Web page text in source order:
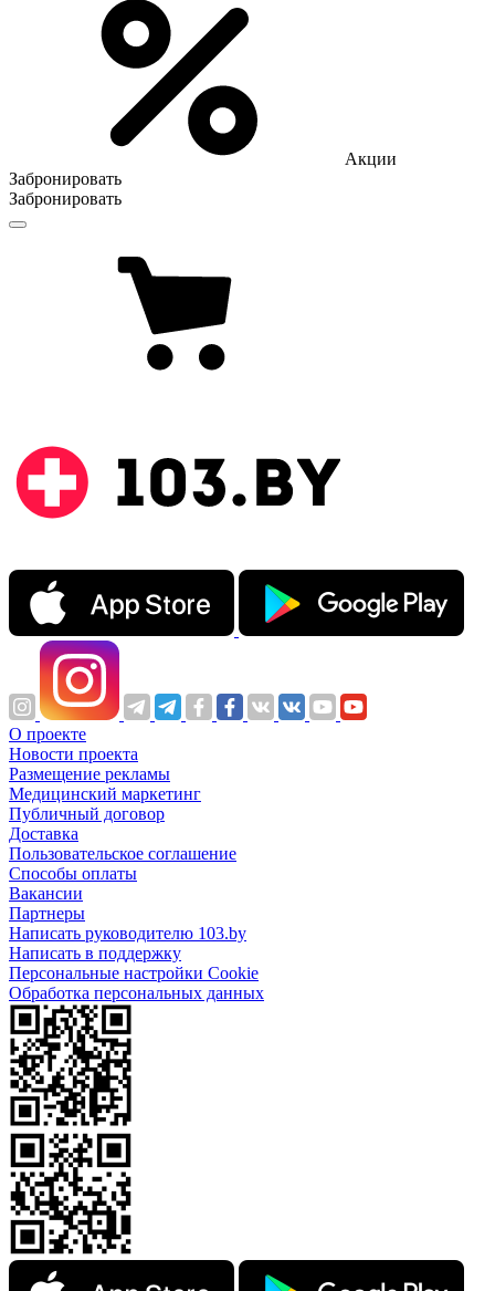
Акции
Забронировать
Забронировать
О проекте
Новости проекта
Размещение рекламы
Медицинский маркетинг
Публичный договор
Доставка
Пользовательское соглашение
Способы оплаты
Вакансии
Партнеры
Написать руководителю 103.by
Написать в поддержку
Персональные настройки Cookie
Обработка персональных данных